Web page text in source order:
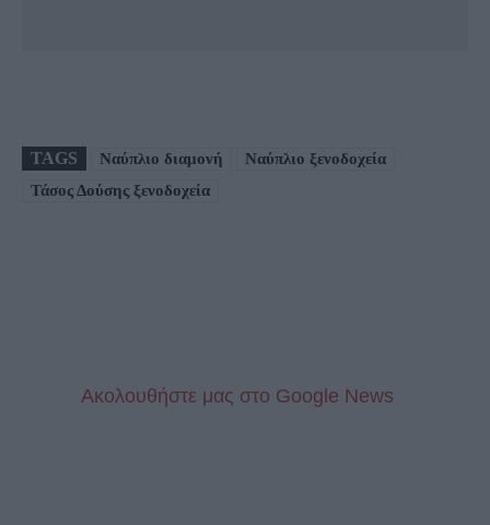
TAGS Ναύπλιο διαμονή
Ναύπλιο ξενοδοχεία
Τάσος Δούσης ξενοδοχεία
Aκολουθήστε μας στo Google News